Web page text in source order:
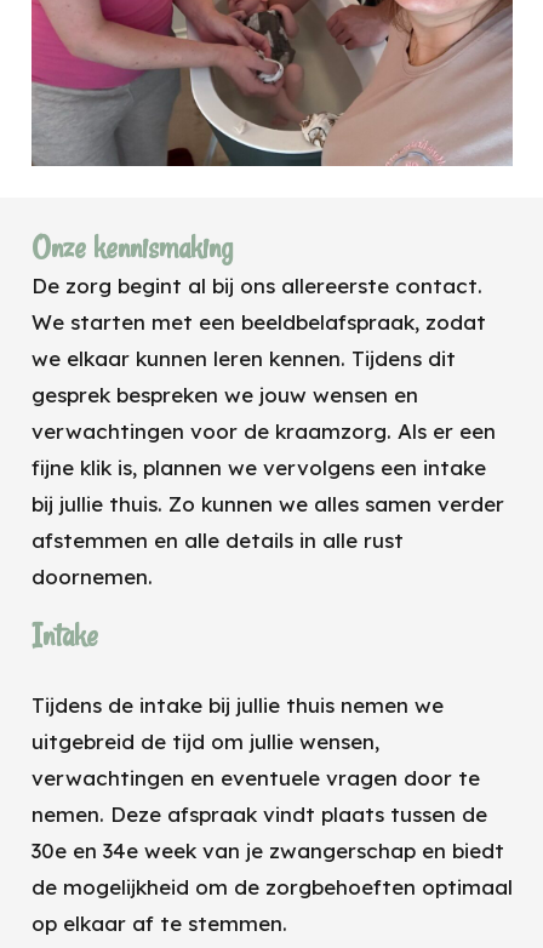
Onze kennismaking
De zorg begint al bij ons allereerste contact.
We starten met een beeldbelafspraak, zodat
we elkaar kunnen leren kennen. Tijdens dit
gesprek bespreken we jouw wensen en
verwachtingen voor de kraamzorg. Als er een
fijne klik is, plannen we vervolgens een intake
bij jullie thuis. Zo kunnen we alles samen verder
afstemmen en alle details in alle rust
doornemen.
Intake
Tijdens de intake bij jullie thuis nemen we
uitgebreid de tijd om jullie wensen,
verwachtingen en eventuele vragen door te
nemen. Deze afspraak vindt plaats tussen de
30e en 34e week van je zwangerschap en biedt
de mogelijkheid om de zorgbehoeften optimaal
op elkaar af te stemmen.